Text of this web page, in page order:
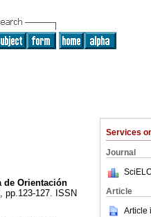
Services
Journal
Article
Article
de Orientación
pp.123-127. ISSN